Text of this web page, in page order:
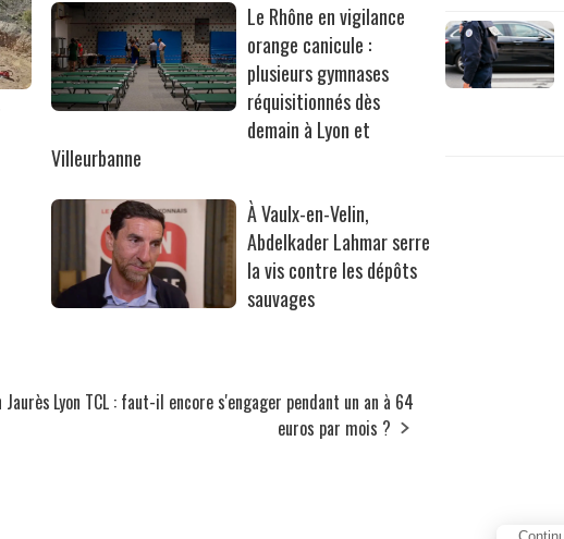
Le Rhône en vigilance
orange canicule :
plusieurs gymnases
réquisitionnés dès
demain à Lyon et
Villeurbanne
À Vaulx-en-Velin,
Abdelkader Lahmar serre
la vis contre les dépôts
sauvages
Jaurès Lyon TCL : faut-il encore s'engager pendant un an à 64
euros par mois ?